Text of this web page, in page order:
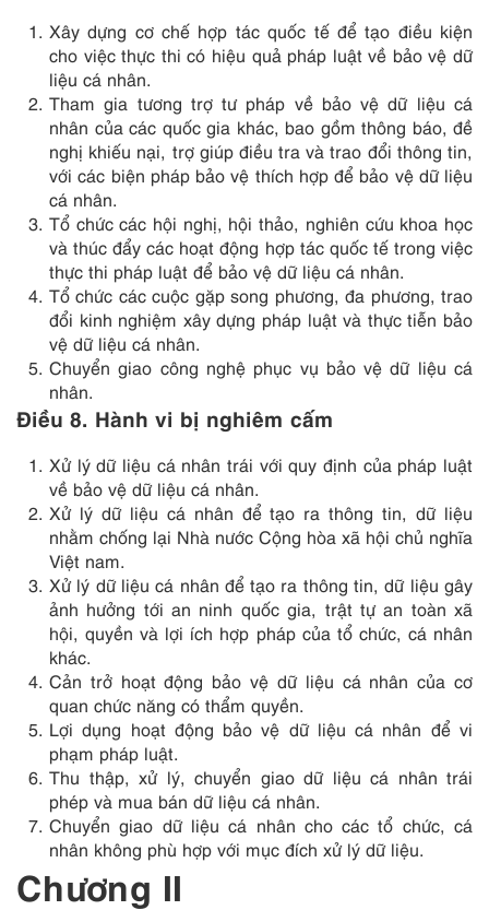
Xây dựng cơ chế hợp tác quốc tế để tạo điều kiện
cho việc thực thi có hiệu quả pháp luật về bảo vệ dữ
liệu cá nhân.
Tham gia tương trợ tư pháp về bảo vệ dữ liệu cá
nhân của các quốc gia khác, bao gồm thông báo, đề
nghị khiếu nại, trợ giúp điều tra và trao đổi thông tin,
với các biện pháp bảo vệ thích hợp để bảo vệ dữ liệu
cá nhân.
Tổ chức các hội nghị, hội thảo, nghiên cứu khoa học
và thúc đẩy các hoạt động hợp tác quốc tế trong việc
thực thi pháp luật để bảo vệ dữ liệu cá nhân.
Tổ chức các cuộc gặp song phương, đa phương, trao
đổi kinh nghiệm xây dựng pháp luật và thực tiễn bảo
vệ dữ liệu cá nhân.
Chuyển giao công nghệ phục vụ bảo vệ dữ liệu cá
nhân.
Điều 8. Hành vi bị nghiêm cấm
Xử lý dữ liệu cá nhân trái với quy định của pháp luật
về bảo vệ dữ liệu cá nhân.
Xử lý dữ liệu cá nhân để tạo ra thông tin, dữ liệu
nhằm chống lại Nhà nước Cộng hòa xã hội chủ nghĩa
Việt nam.
Xử lý dữ liệu cá nhân để tạo ra thông tin, dữ liệu gây
ảnh hưởng tới an ninh quốc gia, trật tự an toàn xã
hội, quyền và lợi ích hợp pháp của tổ chức, cá nhân
khác.
Cản trở hoạt động bảo vệ dữ liệu cá nhân của cơ
quan chức năng có thẩm quyền.
Lợi dụng hoạt động bảo vệ dữ liệu cá nhân để vi
phạm pháp luật.
Thu thập, xử lý, chuyển giao dữ liệu cá nhân trái
phép và mua bán dữ liệu cá nhân.
Chuyển giao dữ liệu cá nhân cho các tổ chức, cá
nhân không phù hợp với mục đích xử lý dữ liệu.
Chương II